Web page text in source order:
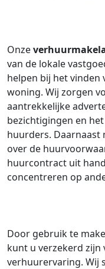
Onze
van de lokale
helpen bij het
woning. Wij zorgen
aantrekkelijke
bezichtigingen en
huurders. Daarnaast
over de
huurcontract uit
concentreren op
Door gebruik te
kunt u verzekerd zijn
verhuurervaring. Wij